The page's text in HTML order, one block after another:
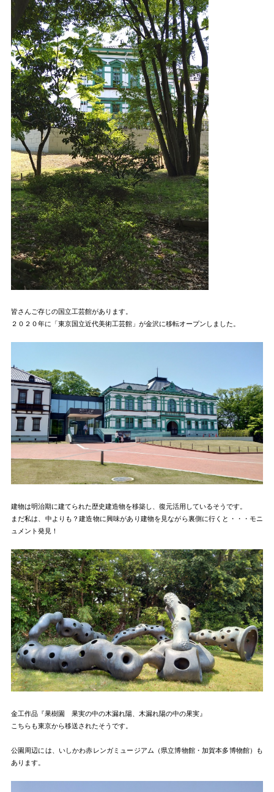
皆さんご存じの国立工芸館があります。
２０２０年に「東京国立近代美術工芸館」が金沢に移転オープンしました。
建物は明治期に建てられた歴史建造物を移築し、復元活用しているそうです。
まだ私は、中よりも？建造物に興味があり建物を見ながら裏側に行くと・・・モニ
ュメント発見！
金工作品『果樹園 果実の中の木漏れ陽、木漏れ陽の中の果実』
こちらも東京から移送されたそうです。
公園周辺には、いしかわ赤レンガミュージアム（県立博物館・加賀本多博物館）も
あります。